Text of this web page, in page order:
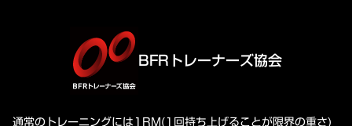
BFRトレーナーズ協会